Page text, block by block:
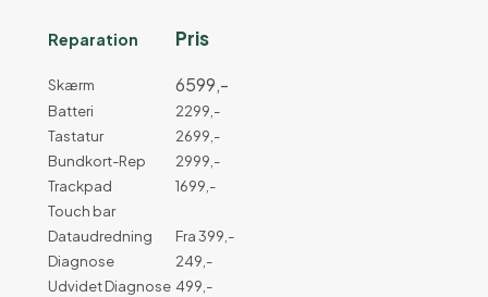
Reparation Pris
Skærm 6599,-
Batteri
2299,-
Tastatur
2699,-
Bundkort-Rep
2999,-
Trackpad
1699,-
Touch bar
Dataudredning
Fra 399,-
Diagnose
249,-
Udvidet Diagnose 499,-